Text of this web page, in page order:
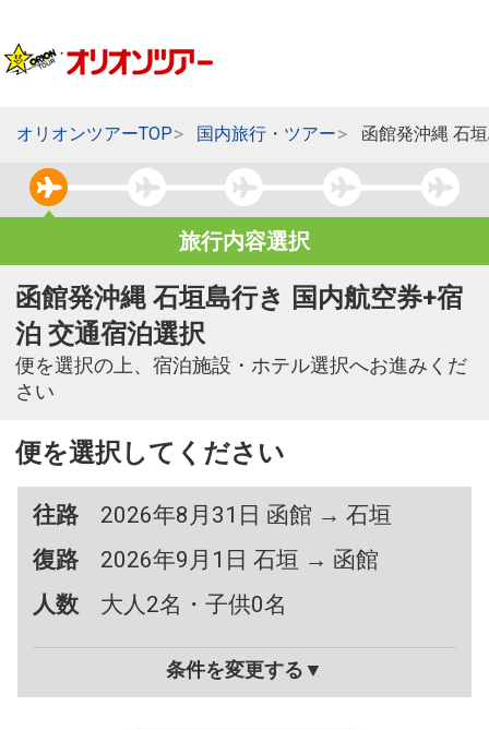
オリオンツアーTOP 国内旅行・ツアー 函館発沖縄 石
旅行内容選択
函館発沖縄 石垣島行き 国内航空券+宿
泊 交通宿泊選択
便を選択の上、宿泊施設・ホテル選択へお進みくだ
さい
便を選択してください
往路
2026年8月31日 函館 → 石垣
復路
2026年9月1日 石垣 → 函館
人数
大人2名・子供0名
条件を変更する▼